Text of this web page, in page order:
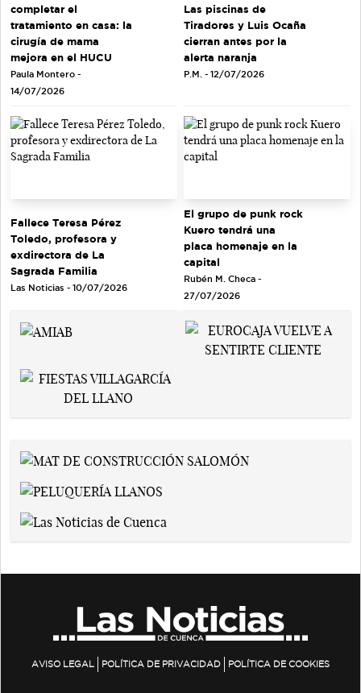
completar el
tratamiento en casa: la
cirugía de mama
mejora en el HUCU
Paula Montero -
14/07/2026
Las piscinas de
Tiradores y Luis Ocaña
cierran antes por la
alerta naranja
P.M. - 12/07/2026
Fallece Teresa Pérez
Toledo, profesora y
exdirectora de La
Sagrada Familia
Las Noticias - 10/07/2026
El grupo de punk rock
Kuero tendrá una
placa homenaje en la
capital
Rubén M. Checa -
27/07/2026
AVISO LEGAL POLÍTICA DE PRIVACIDAD POLÍTICA DE COOKIES